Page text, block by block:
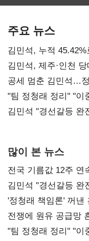
주요 뉴스
김민석, 누적
0.86%p(2보)
김민석, 제주·인천
공세 멈춘 김민석…
"팀 정청래 정리" "이
다툼 격화
김민석 "경선갈등
많이 본 뉴스
전국 기름값 12주
김민석 "경선갈등
사과부터"
'정청래 책임론' 꺼
때리기
전쟁에 원유 공급망
핵심으로 재부상
"팀 정청래 정리" "이